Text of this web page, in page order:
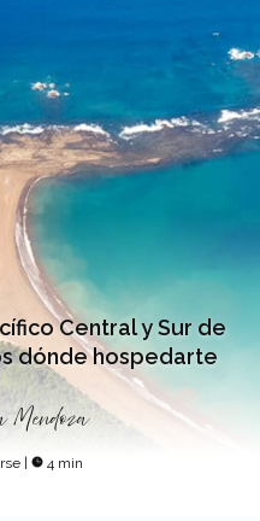
Central y Sur de
dónde hospedarte
Mendoza
4 min